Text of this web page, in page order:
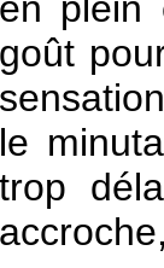
goût
le
trop